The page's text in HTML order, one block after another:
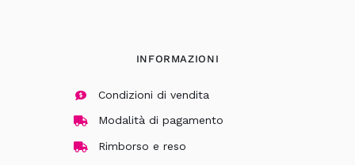
INFORMAZIONI
Condizioni di vendita
Modalità di pagamento
Rimborso e reso